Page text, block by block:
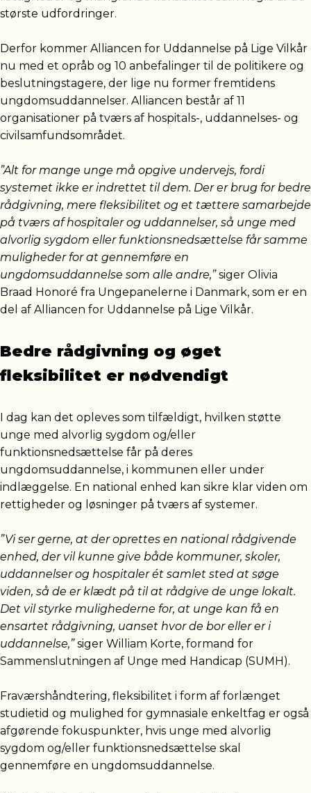
største udfordringer.
Derfor kommer Alliancen for Uddannelse på Lige Vilkår
nu med et opråb og 10 anbefalinger til de politikere og
beslutningstagere, der lige nu former fremtidens
ungdomsuddannelser. Alliancen består af 11
organisationer på tværs af hospitals-, uddannelses- og
civilsamfundsområdet.
”Alt for mange unge må opgive undervejs, fordi
systemet ikke er indrettet til dem. Der er brug for bedre
rådgivning, mere fleksibilitet og et tættere samarbejde
på tværs af hospitaler og uddannelser, så unge med
alvorlig sygdom eller funktionsnedsættelse får samme
muligheder for at gennemføre en
ungdomsuddannelse som alle andre,”siger Olivia
Braad Honoré fra Ungepanelerne i Danmark, som er en
del af Alliancen for Uddannelse på Lige Vilkår.
Bedre rådgivning og øget
fleksibilitet er nødvendigt
I dag kan det opleves som tilfældigt, hvilken støtte
unge med alvorlig sygdom og/eller
funktionsnedsættelse får på deres
ungdomsuddannelse, i kommunen eller under
indlæggelse. En national enhed kan sikre klar viden om
rettigheder og løsninger på tværs af systemer.
”Vi ser gerne, at der oprettes en national rådgivende
enhed, der vil kunne give både kommuner, skoler,
uddannelser og hospitaler ét samlet sted at søge
viden, så de er klædt på til at rådgive de unge lokalt.
Det vil styrke mulighederne for, at unge kan få en
ensartet rådgivning, uanset hvor de bor eller er i
uddannelse,”siger William Korte, formand for
Sammenslutningen af Unge med Handicap (SUMH).
Fraværshåndtering, fleksibilitet i form af forlænget
studietid og mulighed for gymnasiale enkeltfag er også
afgørende fokuspunkter, hvis unge med alvorlig
sygdom og/eller funktionsnedsættelse skal
gennemføre en ungdomsuddannelse.